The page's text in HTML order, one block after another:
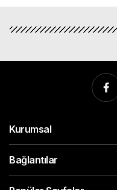
Kurumsal
Bağlantılar